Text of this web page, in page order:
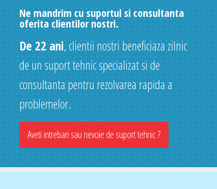
Ne mandrim cu suportul si consultanta
oferita clientilor nostri.
De 22 ani, clientii nostri beneficiaza zilnic
de un suport tehnic specializat si de
consultanta pentru rezolvarea rapida a
problemelor.
Aveti intrebari sau nevoie de suport tehnic ?